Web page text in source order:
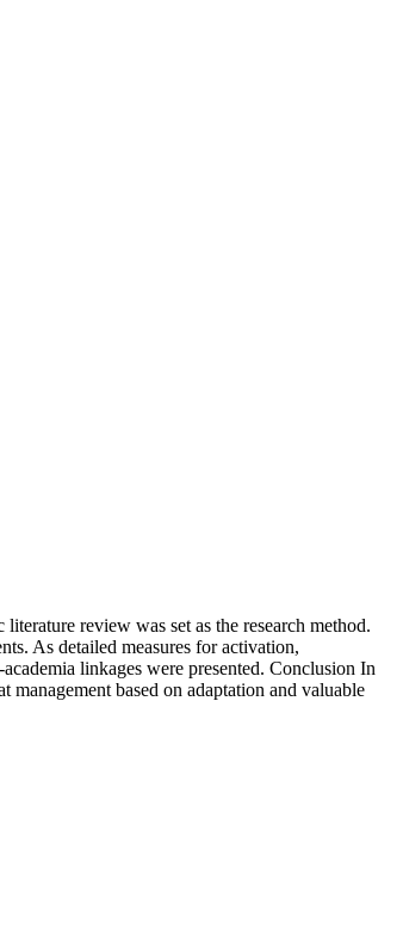
review was set as the research method.
As detailed measures for activation,
linkages were presented. Conclusion In
based on adaptation and valuable